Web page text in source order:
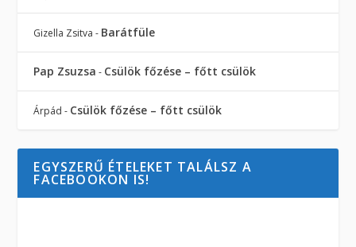
Gizella Zsitva - Barátfüle
Pap Zsuzsa - Csülök főzése – főtt csülök
Árpád - Csülök főzése – főtt csülök
EGYSZERŰ ÉTELEKET TALÁLSZ A
FACEBOOKON IS!